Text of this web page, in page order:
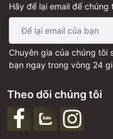
Hãy để lại email để
Chuyên gia của chúng tôi
bạn ngay trong vòng 24
Theo dõi chúng tôi